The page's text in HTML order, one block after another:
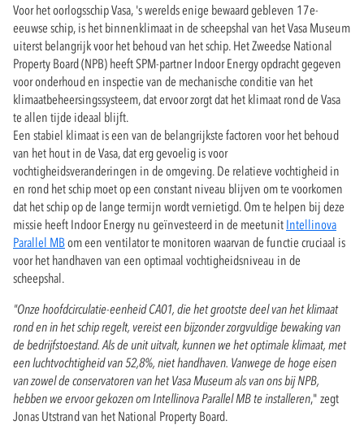
Voor het oorlogsschip Vasa, 's werelds enige bewaard gebleven 17e-
eeuwse schip, is het binnenklimaat in de scheepshal van het Vasa Museum
uiterst belangrijk voor het behoud van het schip. Het Zweedse National
Property Board (NPB) heeft SPM-partner Indoor Energy opdracht gegeven
voor onderhoud en inspectie van de mechanische conditie van het
klimaatbeheersingssysteem, dat ervoor zorgt dat het klimaat rond de Vasa
te allen tijde ideaal blijft.
Een stabiel klimaat is een van de belangrijkste factoren voor het behoud
van het hout in de Vasa, dat erg gevoelig is voor
vochtigheidsveranderingen in de omgeving. De relatieve vochtigheid in
en rond het schip moet op een constant niveau blijven om te voorkomen
dat het schip op de lange termijn wordt vernietigd. Om te helpen bij deze
missie heeft Indoor Energy nu geïnvesteerd in de meetunit Intellinova
Parallel MB om een ventilator te monitoren waarvan de functie cruciaal is
voor het handhaven van een optimaal vochtigheidsniveau in de
scheepshal.
"Onze hoofdcirculatie-eenheid CA01, die het grootste deel van het klimaat
rond en in het schip regelt, vereist een bijzonder zorgvuldige bewaking van
de bedrijfstoestand. Als de unit uitvalt, kunnen we het optimale klimaat, met
een luchtvochtigheid van 52,8%, niet handhaven. Vanwege de hoge eisen
van zowel de conservatoren van het Vasa Museum als van ons bij NPB,
hebben we ervoor gekozen om Intellinova Parallel MB te installeren," zegt
Jonas Utstrand van het National Property Board.